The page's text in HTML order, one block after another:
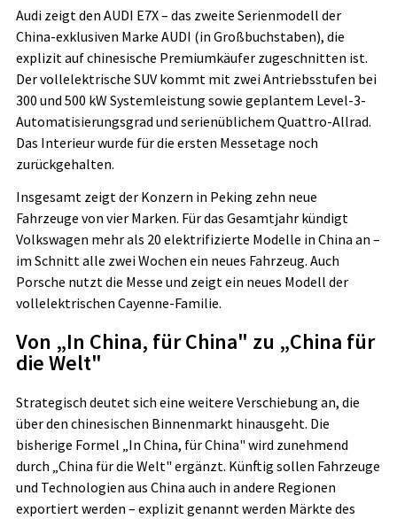
Audi zeigt den AUDI E7X – das zweite Serienmodell der
China-exklusiven Marke AUDI (in Großbuchstaben), die
explizit auf chinesische Premiumkäufer zugeschnitten ist.
Der vollelektrische SUV kommt mit zwei Antriebsstufen bei
300 und 500 kW Systemleistung sowie geplantem Level-3-
Automatisierungsgrad und serienüblichem Quattro-Allrad.
Das Interieur wurde für die ersten Messetage noch
zurückgehalten.
Insgesamt zeigt der Konzern in Peking zehn neue
Fahrzeuge von vier Marken. Für das Gesamtjahr kündigt
Volkswagen mehr als 20 elektrifizierte Modelle in China an –
im Schnitt alle zwei Wochen ein neues Fahrzeug. Auch
Porsche nutzt die Messe und zeigt ein neues Modell der
vollelektrischen Cayenne-Familie.
Von „In China, für China" zu „China für
die Welt"
Strategisch deutet sich eine weitere Verschiebung an, die
über den chinesischen Binnenmarkt hinausgeht. Die
bisherige Formel „In China, für China" wird zunehmend
durch „China für die Welt" ergänzt. Künftig sollen Fahrzeuge
und Technologien aus China auch in andere Regionen
exportiert werden – explizit genannt werden Märkte des